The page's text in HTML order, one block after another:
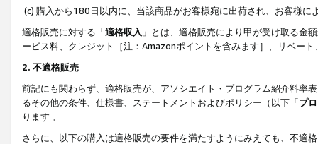
(c) 購入から180日以内に、当該商品がお客様宛に出荷され、お客様
適格販売に対する「適格収入 」とは、適格販売により甲が受け取る金
ービス料、クレジット［注：Amazonポイントを含みます］、リベー
2. 不適格販売
前記にも関わらず、適格販売が、アソシエイト・プログラム紹介料率
るその他の条件、仕様書、ステートメントおよびポリシー（以下「プ
ります 。
さらに、以下の購入は適格販売の要件を満たすようにみえても、不適